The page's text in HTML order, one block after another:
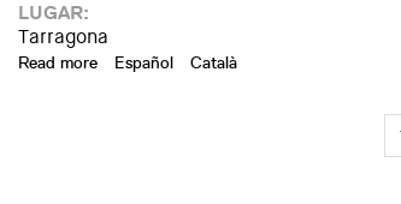
LUGAR:
Tarragona
Read more about Inauguration of the exhibition
Español Català